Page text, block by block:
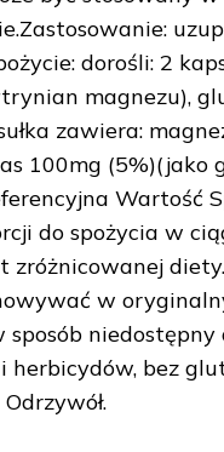
dorośli: 2
magnezu),
zawiera:
100mg
Wartość
do spożycia w
zróżnicowanej
w
bez